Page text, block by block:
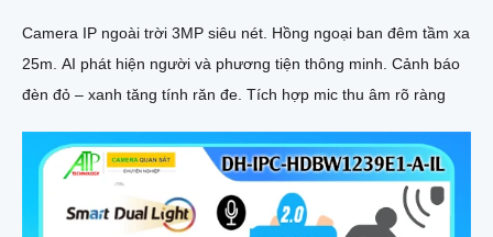
Camera IP ngoài trời 3MP siêu nét. Hồng ngoại ban đêm tầm xa
25m. AI phát hiện người và phương tiện thông minh. Cảnh báo
đèn đỏ – xanh tăng tính răn đe. Tích hợp mic thu âm rõ ràng